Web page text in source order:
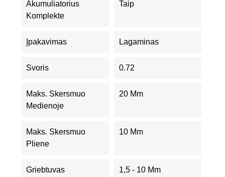
Akumuliatorius
Komplekte
Taip
Įpakavimas Lagaminas
Svoris 0.72
Maks. Skersmuo
Medienoje
20 Mm
Maks. Skersmuo
Pliene
10 Mm
Griebtuvas 1,5 - 10 Mm